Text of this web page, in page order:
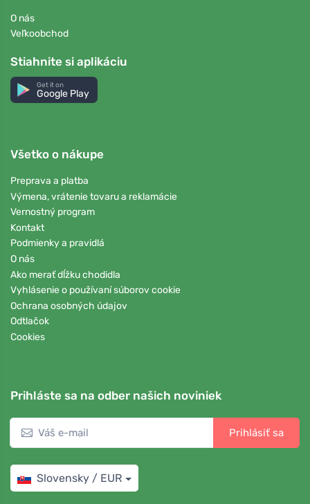
O nás
Veľkoobchod
Stiahnite si aplikáciu
Get it on
Google Play
Všetko o nákupe
Preprava a platba
Výmena, vrátenie tovaru a reklamácie
Vernostný program
Kontakt
Podmienky a pravidlá
O nás
Ako merať dĺžku chodidla
Vyhlásenie o používaní súborov cookie
Ochrana osobných údajov
Odtlačok
Cookies
Prihláste sa na odber našich noviniek
Prihlásiť sa
Slovensky / EUR